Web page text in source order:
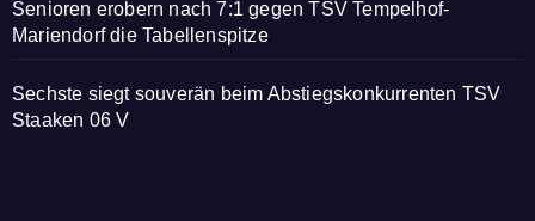
Senioren erobern nach 7:1 gegen TSV Tempelhof-
Mariendorf die Tabellenspitze
Sechste siegt souverän beim Abstiegskonkurrenten TSV
Staaken 06 V